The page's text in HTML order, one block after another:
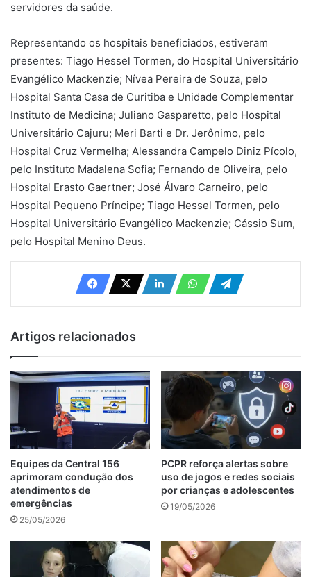
servidores da saúde.
Representando os hospitais beneficiados, estiveram
presentes: Tiago Hessel Tormen, do Hospital Universitário
Evangélico Mackenzie; Nívea Pereira de Souza, pelo
Hospital Santa Casa de Curitiba e Unidade Complementar
Instituto de Medicina; Juliano Gasparetto, pelo Hospital
Universitário Cajuru; Meri Barti e Dr. Jerônimo, pelo
Hospital Cruz Vermelha; Alessandra Campelo Diniz Pícolo,
pelo Instituto Madalena Sofia; Fernando de Oliveira, pelo
Hospital Erasto Gaertner; José Álvaro Carneiro, pelo
Hospital Pequeno Príncipe; Tiago Hessel Tormen, pelo
Hospital Universitário Evangélico Mackenzie; Cássio Sum,
pelo Hospital Menino Deus.
Artigos relacionados
Equipes da Central 156
aprimoram condução dos
atendimentos de
emergências
25/05/2026
PCPR reforça alertas sobre
uso de jogos e redes sociais
por crianças e adolescentes
19/05/2026